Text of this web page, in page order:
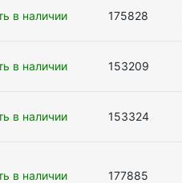
в наличии 175828
в наличии 153209
в наличии 153324
в наличии 177885